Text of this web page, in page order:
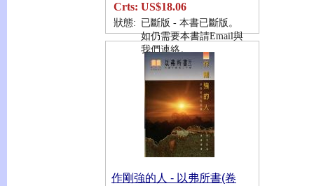
Crts: US$18.06
狀態: 已斷版 - 本書已斷版。
如仍需要本書請Email與
我們連絡。
作剛強的人 - 以弗所書(卷